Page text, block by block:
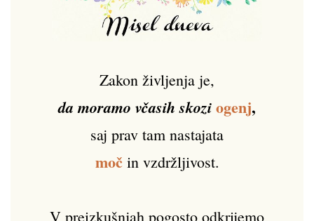
Zakon življenja je,
da moramo včasih skoziogenj,
saj prav tam nastajata
močin vzdržljivost.
V preizkušnjah pogosto odkrijemo